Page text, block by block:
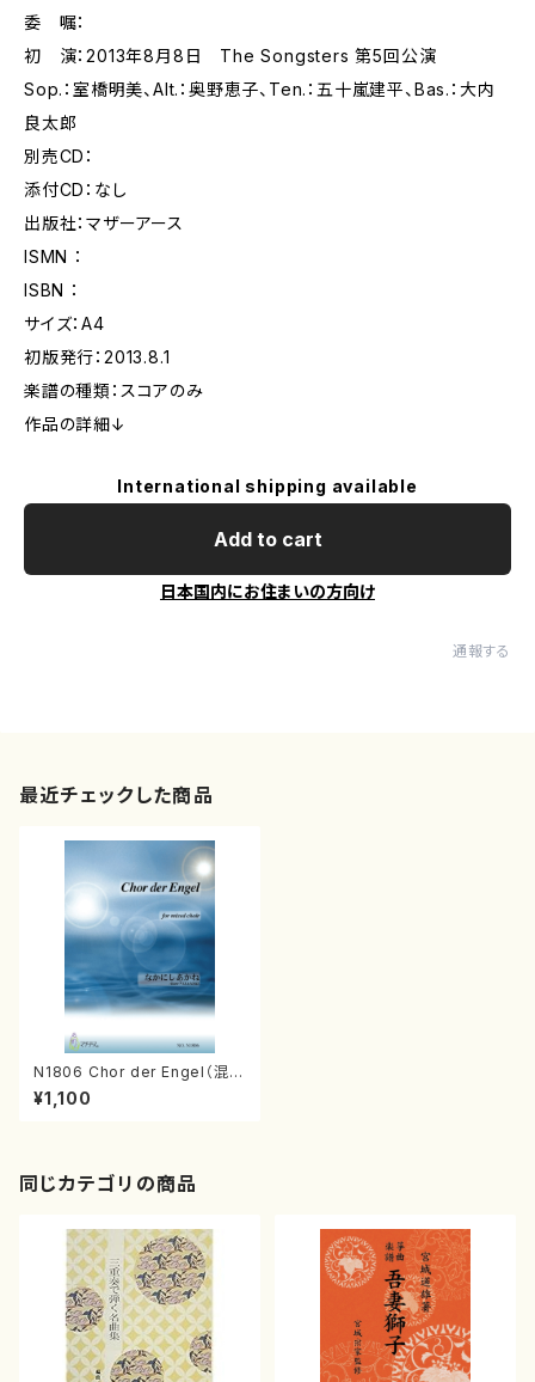
委 嘱：
初 演：2013年8月8日 The Songsters 第5回公演
Sop.：室橋明美、Alt.：奥野恵子、Ten.：五十嵐建平、Bas.：大内
良太郎
別売CD：
添付CD：なし
出版社：マザーアース
ISMN ：
ISBN ：
サイズ：A4
初版発行：2013.8.1
楽譜の種類：スコアのみ
作品の詳細↓
International shipping available
Add to cart
日本国内にお住まいの方向け
通報する
最近チェックした商品
N1806 Chor der Engel（混声
合唱/なかにしあかね/楽譜）
¥1,100
同じカテゴリの商品